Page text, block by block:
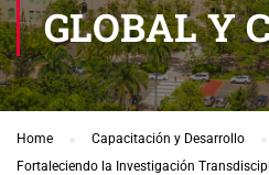
GLOBAL Y
Home
Capacitación y Desarrollo
Fortaleciendo la Investigación